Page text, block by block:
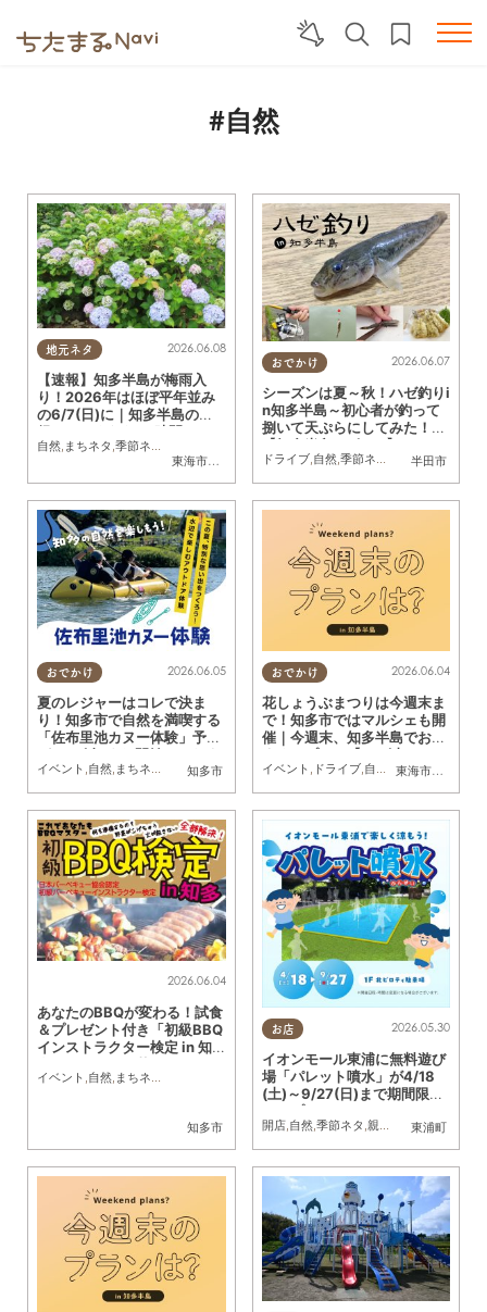
#自然
地元ネタ
東海市
,大府市 知多市 ,東浦町,阿久比町,半田市,常滑市
2026.06.08
【速報】知多半島が梅雨入
り！2026年はほぼ平年並み
の6/7(日)に｜知多半島の天
候チェックなら24時間Web
カメラで
自然 まちネタ 季節ネタ
おでかけ
半田市
2026.06.07
シーズンは夏～秋！ハゼ釣りi
n知多半島～初心者が釣って
捌いて天ぷらにしてみた！～
【知多半島レポ#14】
ドライブ, 自然, 季節ネタ 行ってみたレポ
おでかけ
知多市
2026.06.05
夏のレジャーはコレで決ま
り！知多市で自然を満喫する
「佐布里池カヌー体験」予約
が6/12(金)より開始／ちたま
る広告
イベント 自然 まちネタ ちたまる広告 親子,家族,カップル, 友人
おでかけ
東海市
,知多市
2026.06.04
花しょうぶまつりは今週末ま
で！知多市ではマルシェも開
催｜今週末、知多半島でおす
すめのプラン【6/6(土)・7
(日)】
イベント ドライブ, 自然 まちネタ
知多市
2026.06.04
あなたのBBQが変わる！試食
＆プレゼント付き「初級BBQ
インストラクター検定 in 知
公園で6/21(日)開催／ちたま
イベント ,自然, まちネタ ちたまる広告 ,親子, 夫婦,家族,おひとりさま
お店
東浦町
2026.05.30
イオンモール東浦に無料遊び
場「パレット噴水」が4/18
(土)～9/27(日)まで期間限定
オープン！
開店, 自然, 季節ネタ 親子 友人